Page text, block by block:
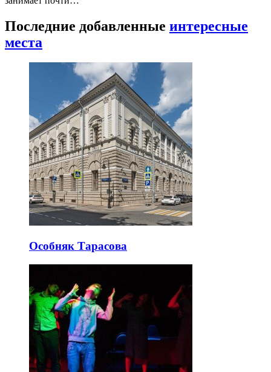
Последние добавленные интересные
места
Особняк Тарасова